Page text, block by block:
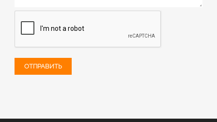
ОТПРАВИТЬ